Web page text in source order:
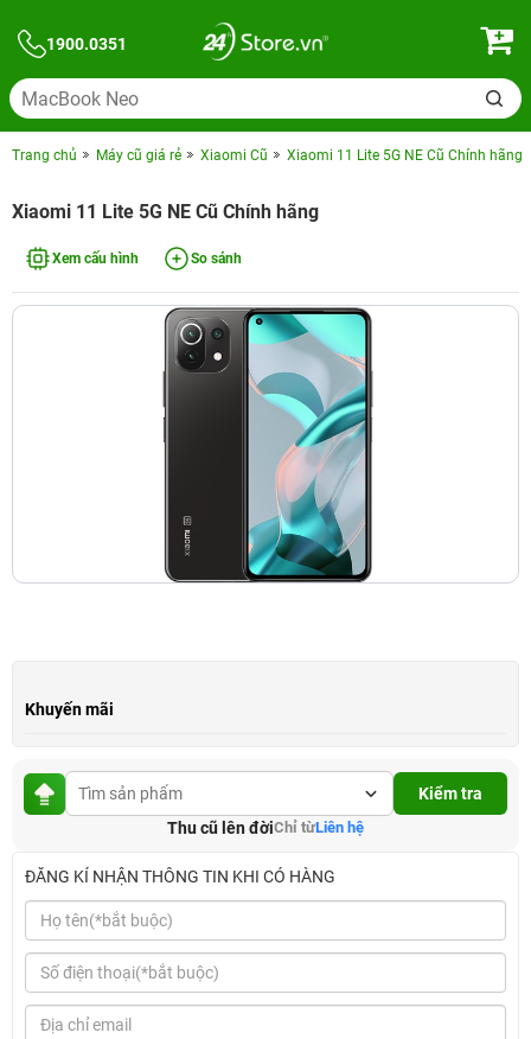
1900.0351
Trang chủ Máy cũ giá rẻ Xiaomi Cũ Xiaomi 11 Lite 5G NE Cũ Chính hãng
Xiaomi 11 Lite 5G NE Cũ Chính hãng
Xem cấu hình So sánh
Khuyến mãi
Kiểm tra
Thu cũ lên đờiChỉ từLiên hệ
ĐĂNG KÍ NHẬN THÔNG TIN KHI CÓ HÀNG